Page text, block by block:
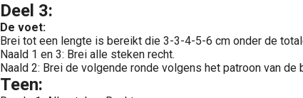
Deel 3:
De voet:
Brei tot een lengte is bereikt die 3-3-4-5-6 cm onder de
Naald 1 en 3: Brei alle steken recht.
Naald 2: Brei de volgende ronde volgens het patroon van de
Teen: